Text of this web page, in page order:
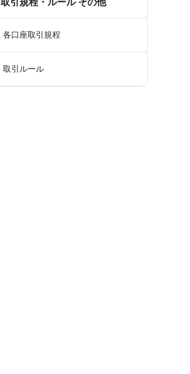
取引規程・ルール その他
各口座取引規程
取引ルール